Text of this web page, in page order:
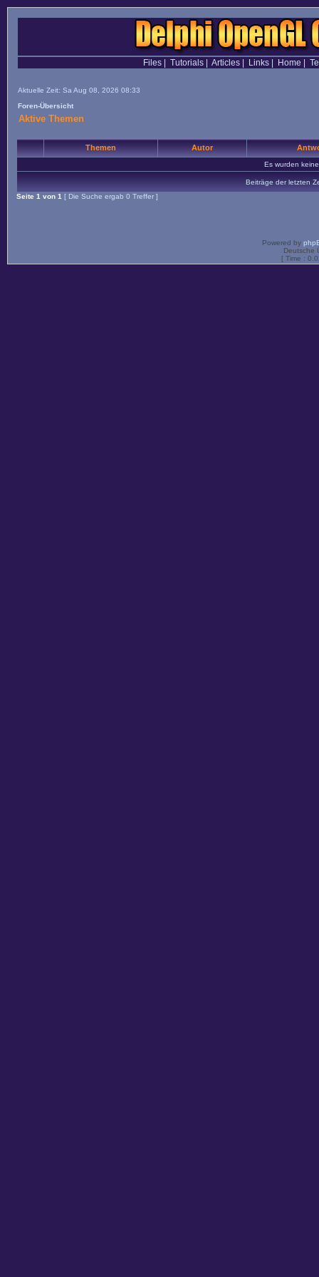
Files| Tutorials| Articles| Links| Home
Aktuelle Zeit: Sa Aug 08, 2026 08:33
Foren-Übersicht
Aktive Themen
Themen Autor
Es wurden
Beiträge der letzten
Seite 1 von 1 [ Die Suche ergab 0 Treffer ]
Powered by
Deutsche
[ Time :